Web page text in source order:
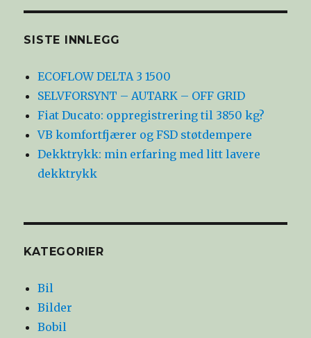
SISTE INNLEGG
ECOFLOW DELTA 3 1500
SELVFORSYNT – AUTARK – OFF GRID
Fiat Ducato: oppregistrering til 3850 kg?
VB komfortfjærer og FSD støtdempere
Dekktrykk: min erfaring med litt lavere
dekktrykk
KATEGORIER
Bil
Bilder
Bobil